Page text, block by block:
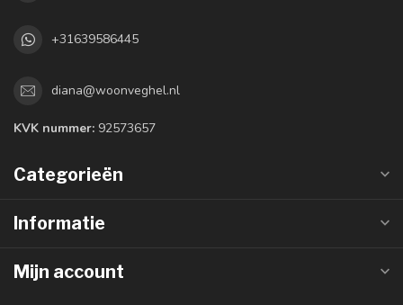
+31639586445
diana@woonveghel.nl
KVK nummer: 92573657
Categorieën
Informatie
Mijn account